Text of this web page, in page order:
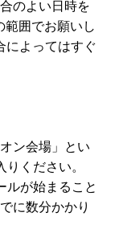
のよい日時を
囲でお願いし
によってはすぐ
ン会場」とい
ください。
が始まること
に数分かかり